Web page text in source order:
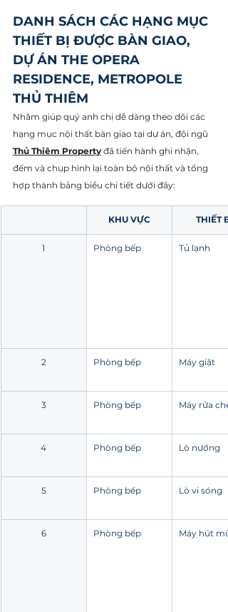
DANH SÁCH CÁC HẠNG MỤC
THIẾT BỊ ĐƯỢC BÀN GIAO,
DỰ ÁN THE OPERA
RESIDENCE, METROPOLE
THỦ THIÊM
Nhằm giúp quý anh chị dễ dàng theo dõi các
hạng mục nội thất bàn giao tại dự án, đội ngũ
Thủ Thiêm Property đã tiến hành ghi nhận,
đếm và chụp hình lại toàn bộ nội thất và tổng
hợp thành bảng biểu chi tiết dưới đây:
KHU VỰC THIẾT BỊ
1 Phòng bếp Tủ lạnh
2 Phòng bếp Máy giặt
3 Phòng bếp Máy rửa
4 Phòng bếp Lò nướng
5 Phòng bếp Lò vi sóng
6 Phòng bếp Máy hút mùi